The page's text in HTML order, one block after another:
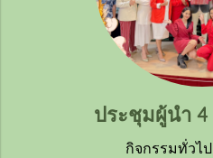
กิจกรรมทั่วไป